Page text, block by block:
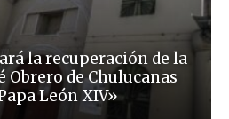
la recuperación de la
Obrero de Chulucanas
León XIV»